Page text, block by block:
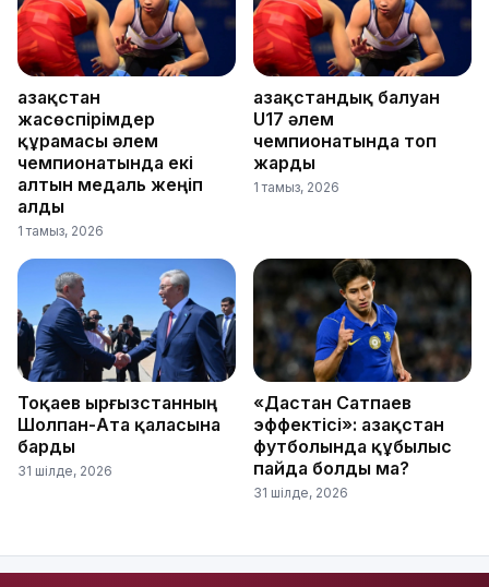
Қазақстан
жасөспірімдер
құрамасы әлем
чемпионатында екі
алтын медаль жеңіп
алды
1 тамыз, 2026
Қазақстандық балуан
U17 әлем
чемпионатында топ
жарды
1 тамыз, 2026
Тоқаев Қырғызстанның
Шолпан-Ата қаласына
барды
31 шілде, 2026
«Дастан Сатпаев
эффектісі»: Қазақстан
футболында құбылыс
пайда болды ма?
31 шілде, 2026